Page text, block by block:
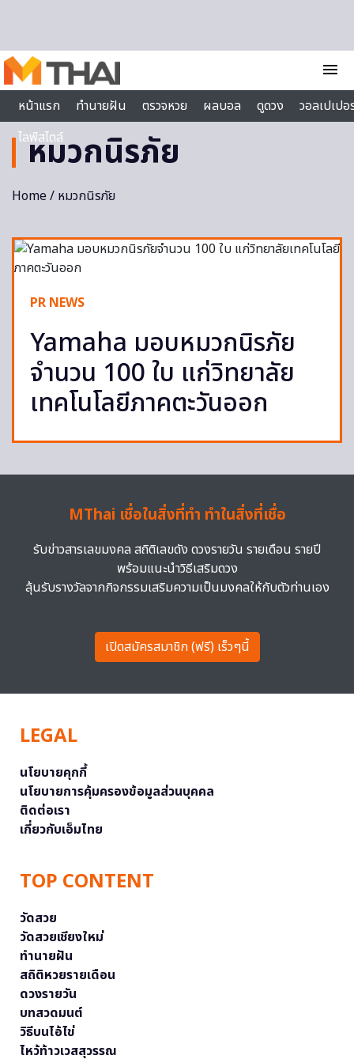
menu
หน้าแรก
ทำนายฝัน ตรวจหวย ผลบอล ดูดวง
วอลเปเป
ไลฟ์สไตล์
หมวกนิรภัย
Home/ หมวกนิรภัย
PR NEWS
Yamaha มอบหมวกนิรภัย
จำนวน 100 ใบ แก่วิทยาลัย
เทคโนโลยีภาคตะวันออก
MThai เชื่อในสิ่งที่ทำ ทำในสิ่งที่เชื่อ
รับข่าวสารเลขมงคล สถิติเลขดัง ดวงรายวัน รายเดือน รายปี
พร้อมแนะนำวิธีเสริมดวง
ลุ้นรับรางวัลจากกิจกรรมเสริมความเป็นมงคลให้กับตัวท่านเอง
เปิดสมัครสมาชิก (ฟรี) เร็วๆนี้
LEGAL
นโยบายคุกกี้
นโยบายการคุ้มครองข้อมูลส่วนบุคคล
ติดต่อเรา
เกี่ยวกับเอ็มไทย
TOP CONTENT
วัดสวย
วัดสวยเชียงใหม่
ทำนายฝัน
สถิติหวยรายเดือน
ดวงรายวัน
บทสวดมนต์
วิธีบนไอ้ไข่
ไหว้ท้าวเวสสุวรรณ